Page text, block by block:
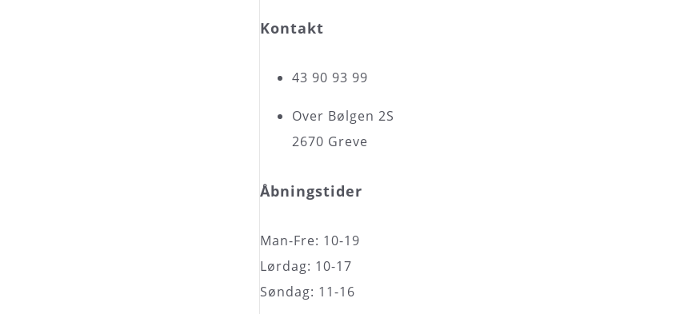
Kontakt
43 90 93 99
Over Bølgen 2S
2670 Greve
Åbningstider
Man-Fre: 10-19
Lørdag: 10-17
Søndag: 11-16